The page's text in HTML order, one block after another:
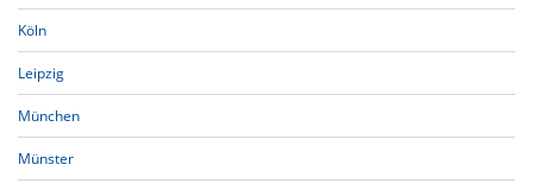
Köln
Leipzig
München
Münster